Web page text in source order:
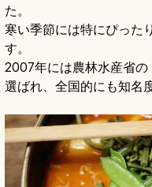
た。
寒い季節には特にぴった
す。
2007年には農林水産省
選ばれ、全国的にも知名